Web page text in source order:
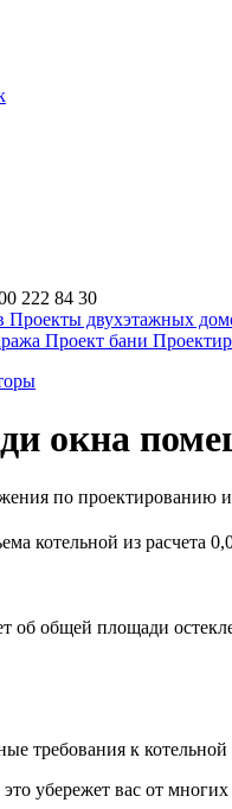
222 84 30
Проекты двухэтажных
Проект бани
окна
по проектированию и
котельной из расчета
об общей площади
требования к
это убережет вас от